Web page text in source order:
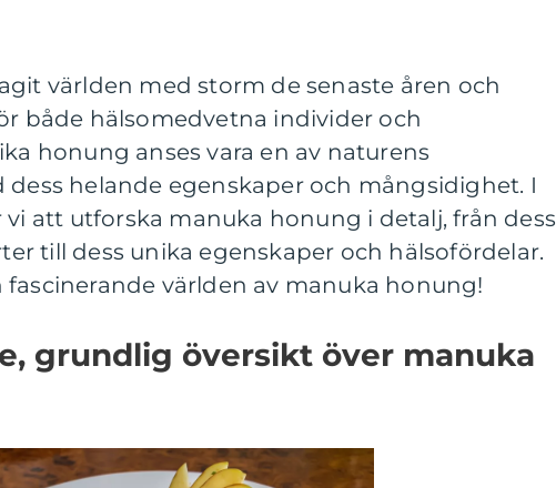
världen med storm de senaste åren och
både hälsomedvetna individer och
honung anses vara en av naturens
helande egenskaper och mångsidighet. I
att utforska manuka honung i detalj, från dess
till dess unika egenskaper och hälsofördelar.
fascinerande världen av manuka honung!
grundlig översikt över manuka